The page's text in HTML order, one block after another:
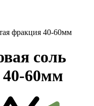
фракция 40-60мм
соль
60мм